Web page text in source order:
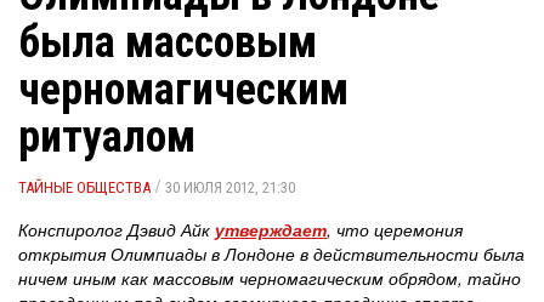
была массовым
черномагическим
ритуалом
ТАЙНЫЕ ОБЩЕСТВА / 30 ИЮЛЯ 2012, 21:30
Конспиролог Дэвид Айк утверждает, что церемония
открытия Олимпиады в Лондоне в действительности была
ничем иным как массовым черномагическим обрядом, тайно